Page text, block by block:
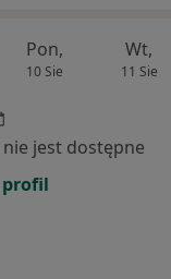
Pon,
10 Sie
Wt,
11 Sie
jest dostępne
profil